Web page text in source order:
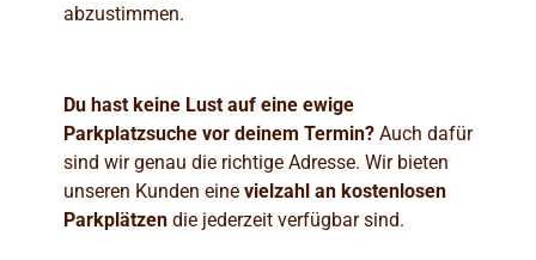
abzustimmen.
Du hast keine Lust auf eine ewige
Parkplatzsuche vor deinem Termin?Auch dafür
sind wir genau die richtige Adresse. Wir bieten
unseren Kunden eine vielzahl an kostenlosen
Parkplätzendie jederzeit verfügbar sind.